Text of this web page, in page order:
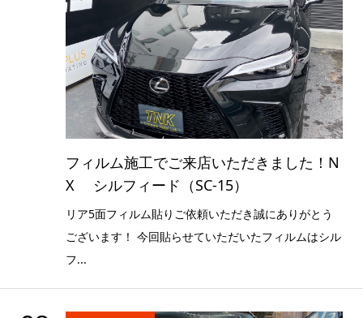
フィルム施工でご来店いただきました！N
X シルフィード（SC-15）
リア5面フィルム貼りご依頼いただき誠にありがとう
ございます！ 今回貼らせていただいたフィルムはシル
フ...